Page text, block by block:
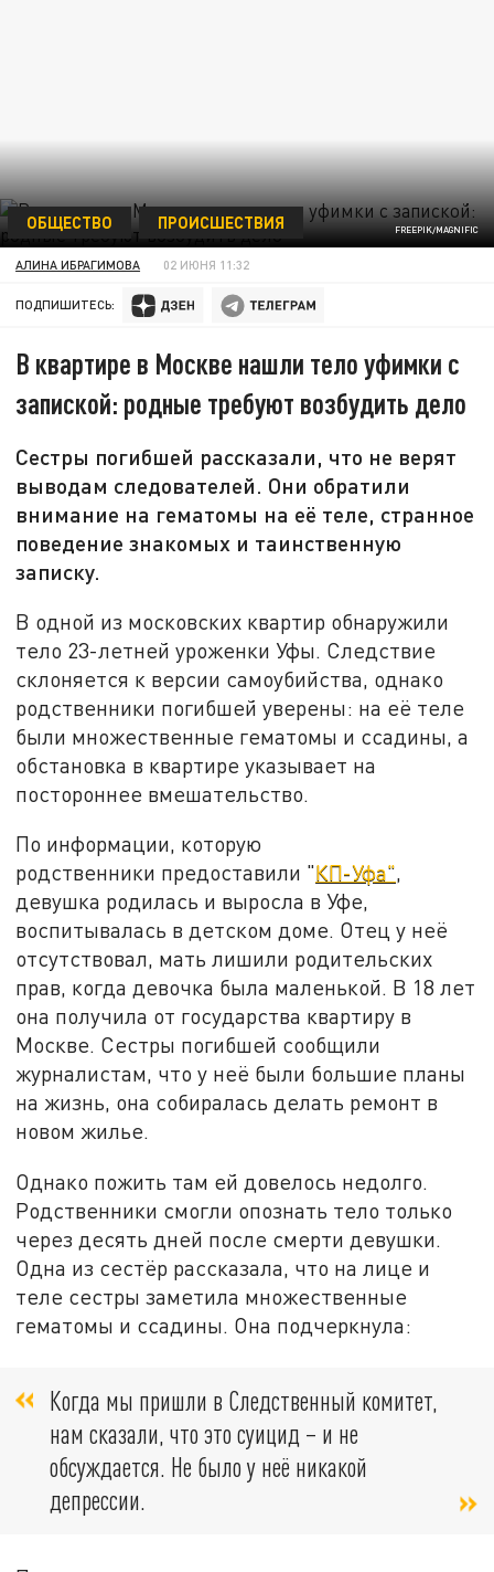
FREEPIK/MAGNIFIC
ОБЩЕСТВО ПРОИСШЕСТВИЯ
АЛИНА ИБРАГИМОВА 02 ИЮНЯ 11:32
ПОДПИШИТЕСЬ:
В квартире в Москве нашли тело уфимки с
запиской: родные требуют возбудить дело
Сестры погибшей рассказали, что не верят
выводам следователей. Они обратили
внимание на гематомы на её теле, странное
поведение знакомых и таинственную
записку.
В одной из московских квартир обнаружили
тело 23-летней уроженки Уфы. Следствие
склоняется к версии самоубийства, однако
родственники погибшей уверены: на её теле
были множественные гематомы и ссадины, а
обстановка в квартире указывает на
постороннее вмешательство.
По информации, которую
родственники предоставили "КП-Уфа",
девушка родилась и выросла в Уфе,
воспитывалась в детском доме. Отец у неё
отсутствовал, мать лишили родительских
прав, когда девочка была маленькой. В 18 лет
она получила от государства квартиру в
Москве. Сестры погибшей сообщили
журналистам, что у неё были большие планы
на жизнь, она собиралась делать ремонт в
новом жилье.
Однако пожить там ей довелось недолго.
Родственники смогли опознать тело только
через десять дней после смерти девушки.
Одна из сестёр рассказала, что на лице и
теле сестры заметила множественные
гематомы и ссадины. Она подчеркнула:
Когда мы пришли в Следственный комитет,
нам сказали, что это суицид – и не
обсуждается. Не было у неё никакой
депрессии.